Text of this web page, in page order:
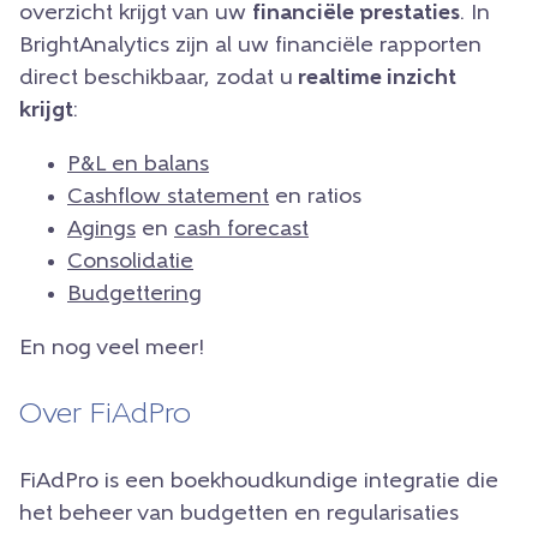
overzicht krijgt van uw financiële prestaties. In
BrightAnalytics zijn al uw financiële rapporten
direct beschikbaar, zodat u realtime inzicht
krijgt:
P&L en balans
Cashflow statement en ratios
Agings en cash forecast
Consolidatie
Budgettering
En nog veel meer!
Over FiAdPro
FiAdPro is een boekhoudkundige integratie die
het beheer van budgetten en regularisaties